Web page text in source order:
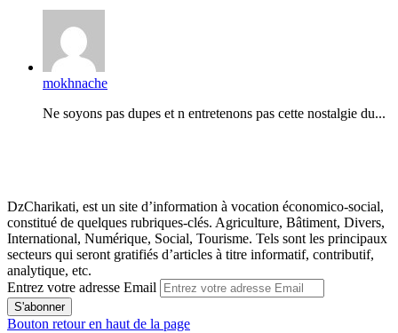
mokhnache
Ne soyons pas dupes et n entretenons pas cette nostalgie du...
DzCharikati, est un site d’information à vocation économico-social,
constitué de quelques rubriques-clés. Agriculture, Bâtiment, Divers,
International, Numérique, Social, Tourisme. Tels sont les principaux
secteurs qui seront gratifiés d’articles à titre informatif, contributif,
analytique, etc.
Entrez votre adresse Email
Bouton retour en haut de la page